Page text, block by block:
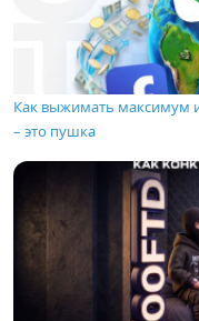
Как выжимать максимум
– это пушка